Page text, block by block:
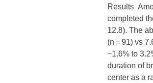
Results
completed
12.8). The
(n = 91) vs
−1.6% to
duration of
center as a